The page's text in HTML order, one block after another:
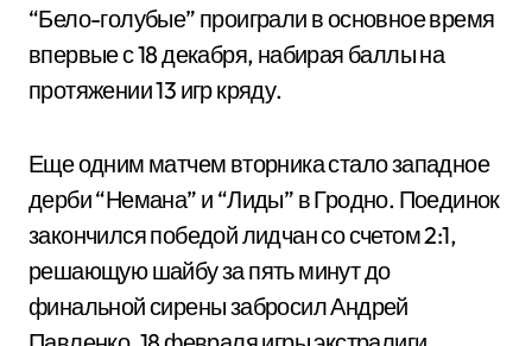
“Бело-голубые” проиграли в основное время
впервые с 18 декабря, набирая баллы на
протяжении 13 игр кряду.
Еще одним матчем вторника стало западное
дерби “Немана” и “Лиды” в Гродно. Поединок
закончился победой лидчан со счетом 2:1,
решающую шайбу за пять минут до
финальной сирены забросил Андрей